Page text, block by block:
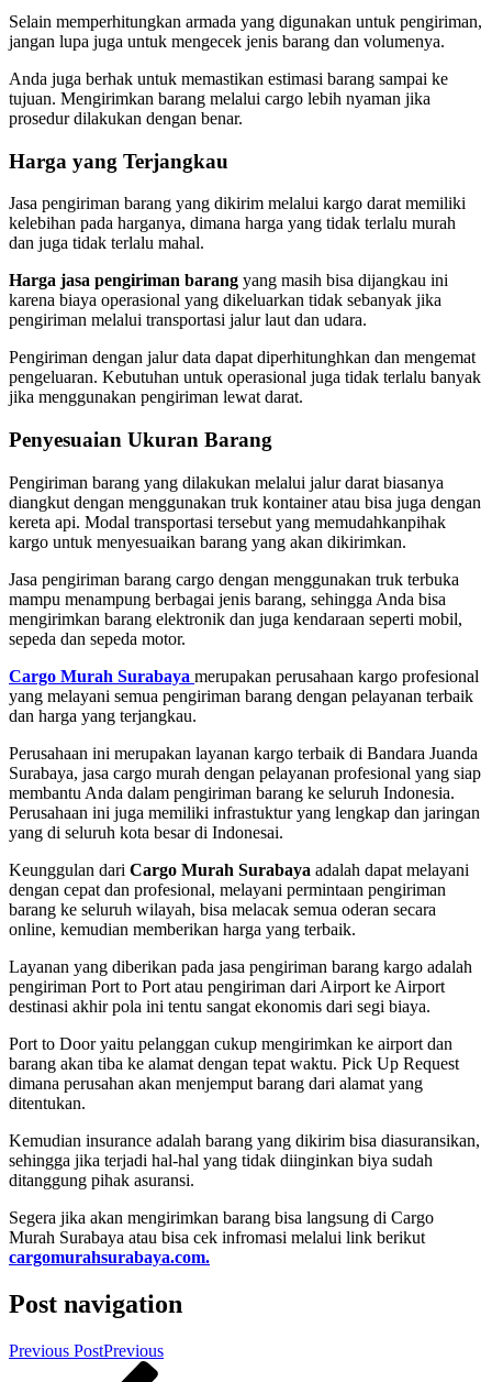
Selain memperhitungkan armada yang digunakan untuk pengiriman,
jangan lupa juga untuk mengecek jenis barang dan volumenya.
Anda juga berhak untuk memastikan estimasi barang sampai ke
tujuan. Mengirimkan barang melalui cargo lebih nyaman jika
prosedur dilakukan dengan benar.
Harga yang Terjangkau
Jasa pengiriman barang yang dikirim melalui kargo darat memiliki
kelebihan pada harganya, dimana harga yang tidak terlalu murah
dan juga tidak terlalu mahal.
Harga jasa pengiriman barang yang masih bisa dijangkau ini
karena biaya operasional yang dikeluarkan tidak sebanyak jika
pengiriman melalui transportasi jalur laut dan udara.
Pengiriman dengan jalur data dapat diperhitunghkan dan mengemat
pengeluaran. Kebutuhan untuk operasional juga tidak terlalu banyak
jika menggunakan pengiriman lewat darat.
Penyesuaian Ukuran Barang
Pengiriman barang yang dilakukan melalui jalur darat biasanya
diangkut dengan menggunakan truk kontainer atau bisa juga dengan
kereta api. Modal transportasi tersebut yang memudahkanpihak
kargo untuk menyesuaikan barang yang akan dikirimkan.
Jasa pengiriman barang cargo dengan menggunakan truk terbuka
mampu menampung berbagai jenis barang, sehingga Anda bisa
mengirimkan barang elektronik dan juga kendaraan seperti mobil,
sepeda dan sepeda motor.
Cargo Murah Surabaya merupakan perusahaan kargo profesional
yang melayani semua pengiriman barang dengan pelayanan terbaik
dan harga yang terjangkau.
Perusahaan ini merupakan layanan kargo terbaik di Bandara Juanda
Surabaya, jasa cargo murah dengan pelayanan profesional yang siap
membantu Anda dalam pengiriman barang ke seluruh Indonesia.
Perusahaan ini juga memiliki infrastuktur yang lengkap dan jaringan
yang di seluruh kota besar di Indonesai.
Keunggulan dari Cargo Murah Surabaya adalah dapat melayani
dengan cepat dan profesional, melayani permintaan pengiriman
barang ke seluruh wilayah, bisa melacak semua oderan secara
online, kemudian memberikan harga yang terbaik.
Layanan yang diberikan pada jasa pengiriman barang kargo adalah
pengiriman Port to Port atau pengiriman dari Airport ke Airport
destinasi akhir pola ini tentu sangat ekonomis dari segi biaya.
Port to Door yaitu pelanggan cukup mengirimkan ke airport dan
barang akan tiba ke alamat dengan tepat waktu. Pick Up Request
dimana perusahan akan menjemput barang dari alamat yang
ditentukan.
Kemudian insurance adalah barang yang dikirim bisa diasuransikan,
sehingga jika terjadi hal-hal yang tidak diinginkan biya sudah
ditanggung pihak asuransi.
Segera jika akan mengirimkan barang bisa langsung di Cargo
Murah Surabaya atau bisa cek infromasi melalui link berikut
cargomurahsurabaya.com.
Post navigation
Previous PostPrevious